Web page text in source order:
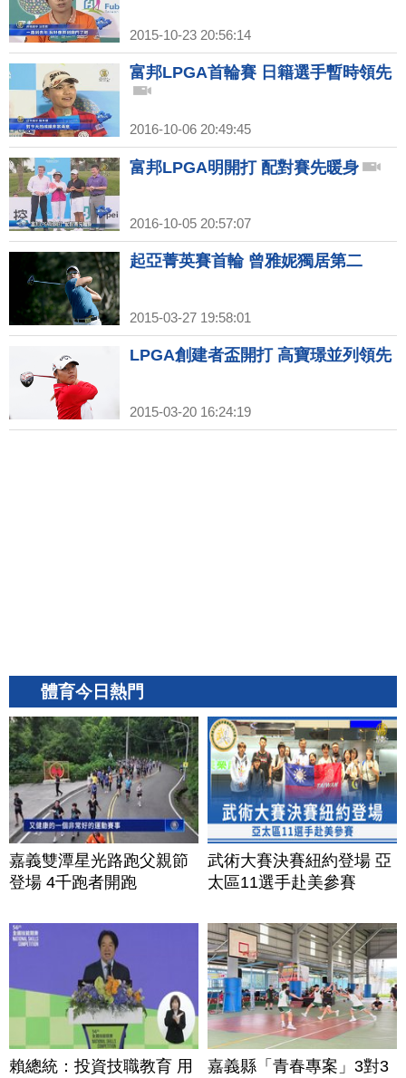
2015-10-23 20:56:14
富邦LPGA首輪賽 日籍選手暫時領先
2016-10-06 20:49:45
富邦LPGA明開打 配對賽先暖身
2016-10-05 20:57:07
起亞菁英賽首輪 曾雅妮獨居第二
2015-03-27 19:58:01
LPGA創建者盃開打 高寶璟並列領先
2015-03-20 16:24:19
體育今日熱門
嘉義雙潭星光路跑父親節
登場 4千跑者開跑
武術大賽決賽紐約登場 亞
太區11選手赴美參賽
賴總統：投資技職教育 用
嘉義縣「青春專案」3對3